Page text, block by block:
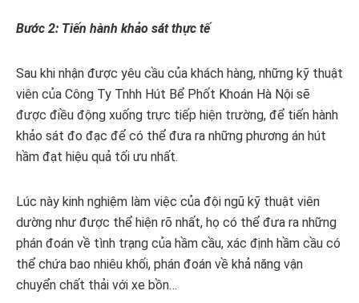
Bước 2: Tiến hành khảo sát thực tế
Sau khi nhận được yêu cầu của khách hàng, những kỹ thuật
viên của Công Ty Tnhh Hút Bể Phốt Khoán Hà Nội sẽ
được điều động xuống trực tiếp hiện trường, để tiến hành
khảo sát đo đạc để có thể đưa ra những phương án hút
hầm đạt hiệu quả tối ưu nhất.
Lúc này kinh nghiệm làm việc của đội ngũ kỹ thuật viên
dường như được thể hiện rõ nhất, họ có thể đưa ra những
phán đoán về tình trạng của hầm cầu, xác định hầm cầu có
thể chứa bao nhiêu khối, phán đoán về khả năng vận
chuyển chất thải với xe bồn…